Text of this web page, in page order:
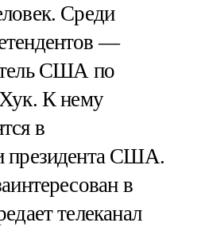
Среди
—
США по
К нему
в
президента США.
в
телеканал